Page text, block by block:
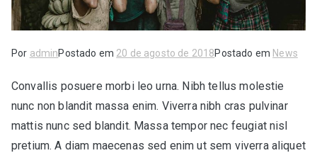
Por adminPostado em 20 de agosto de 2018Postado em News
Convallis posuere morbi leo urna. Nibh tellus molestie
nunc non blandit massa enim. Viverra nibh cras pulvinar
mattis nunc sed blandit. Massa tempor nec feugiat nisl
pretium. A diam maecenas sed enim ut sem viverra aliquet